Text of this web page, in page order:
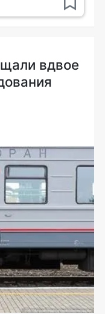
вдвое